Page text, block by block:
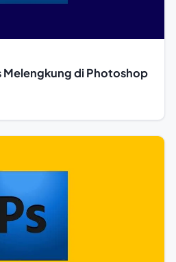
Melengkung di Photoshop